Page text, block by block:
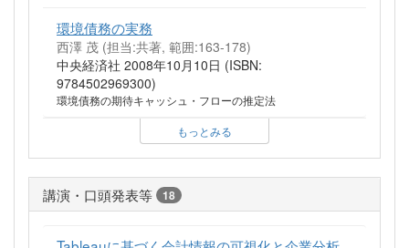
環境債務の実務
西澤 茂 (担当:共著, 範囲:163-178)
中央経済社 2008年10月10日 (ISBN:
9784502969300)
環境債務の期待キャッシュ・フローの推定法
もっとみる
講演・口頭発表等 18